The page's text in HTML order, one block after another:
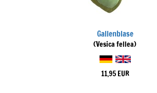
Gallenblase
(Vesica fellea)
11,95 EUR